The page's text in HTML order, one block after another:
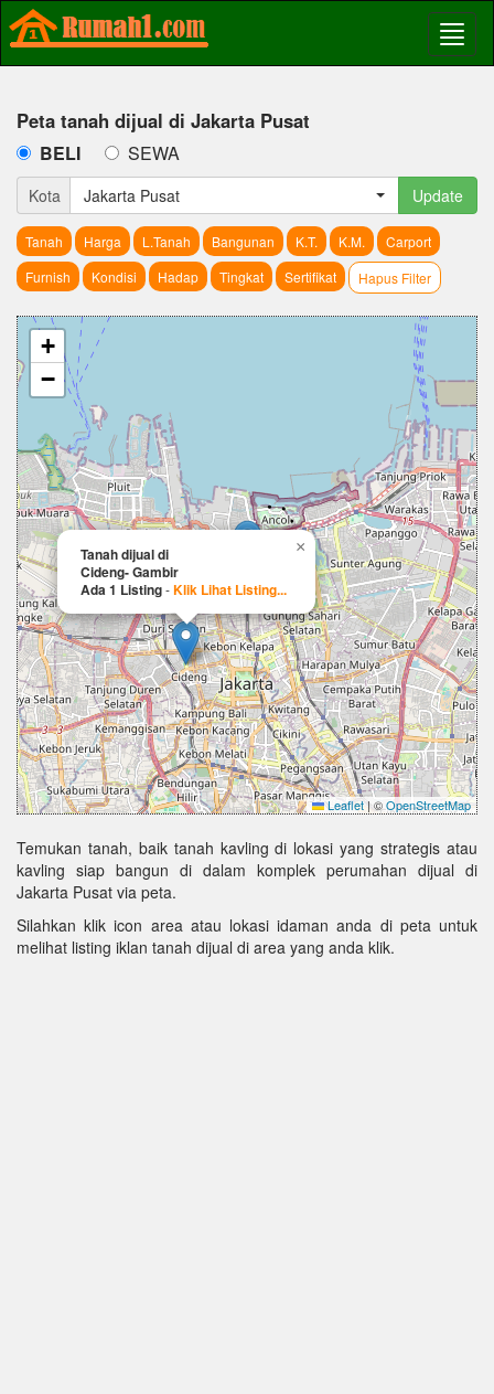
Peta tanah dijual di Jakarta Pusat
BELI SEWA
Kota Jakarta Pusat Update
Tanah Harga L.Tanah Bangunan K.T. K.M.
Carport
Furnish
Kondisi Hadap Tingkat Sertifikat Hapus Filter
Tanah dijual di
Cideng- Gambir
Ada 1 Listing-Klik Lihat Listing...
×
+
−
Leaflet|©OpenStreetMap
Temukan tanah, baik tanah kavling di lokasi yang strategis atau
kavling siap bangun di dalam komplek perumahan dijual di
Jakarta Pusat via peta.
Silahkan klik icon area atau lokasi idaman anda di peta untuk
melihat listing iklan tanah dijual di area yang anda klik.